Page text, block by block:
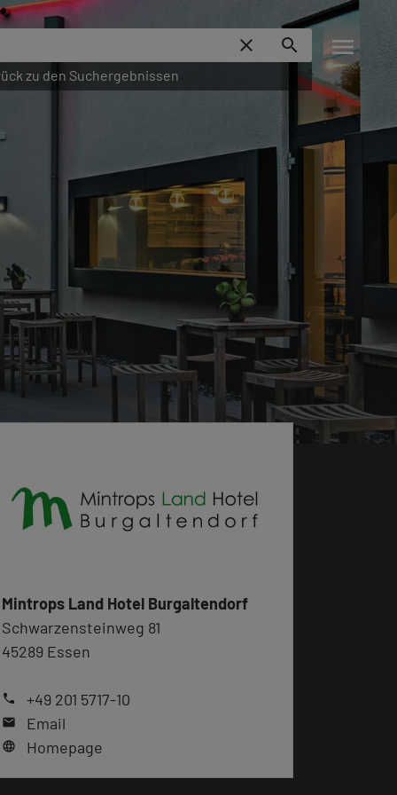
close
search
zu den Suchergebnissen
menu
Mintrops Land Hotel Burgaltendorf
Schwarzensteinweg 81
45289 Essen
phone +49 201 5717-10
mail Email
language Homepage